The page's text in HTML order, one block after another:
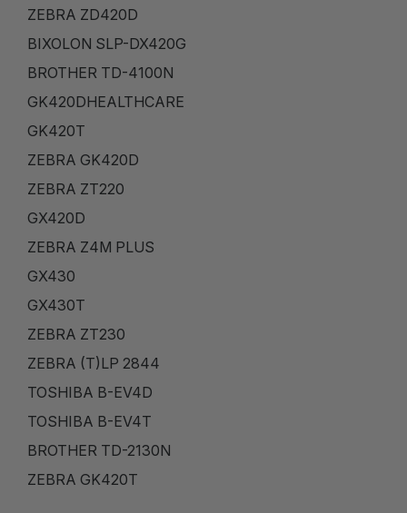
ZEBRA ZD420D
BIXOLON SLP-DX420G
BROTHER TD-4100N
GK420DHEALTHCARE
GK420T
ZEBRA GK420D
ZEBRA ZT220
GX420D
ZEBRA Z4M PLUS
GX430
GX430T
ZEBRA ZT230
ZEBRA (T)LP 2844
TOSHIBA B-EV4D
TOSHIBA B-EV4T
BROTHER TD-2130N
ZEBRA GK420T